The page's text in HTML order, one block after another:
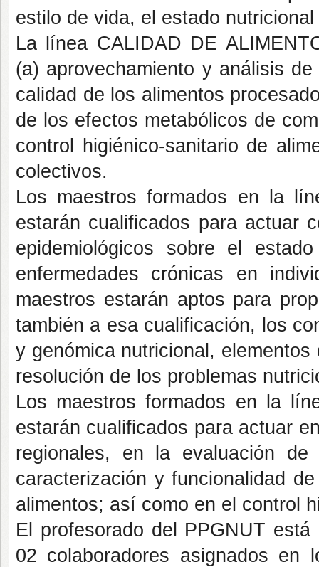
estilo de vida, el estado
La línea CALIDAD DE
(a) aprovechamiento y análisis
calidad de los alimentos
de los efectos metabólicos de
control higiénico-sanitario de
colectivos.
Los maestros formados en la
estarán cualificados para actuar
epidemiológicos sobre el
enfermedades crónicas en
maestros estarán aptos para
también a esa cualificación, los
y genómica nutricional,
resolución de los problemas
Los maestros formados en la
estarán cualificados para actuar
regionales, en la evaluación
caracterización y funcionalidad
alimentos; así como en el control
El profesorado del PPGNUT
02 colaboradores asignados en